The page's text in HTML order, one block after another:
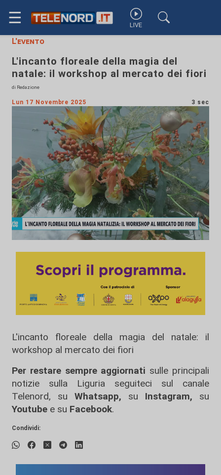
☰ LIVE
L'evento
L'incanto floreale della magia del
natale: il workshop al mercato dei fiori
di Redazione
Lun 17 Novembre 2025 3 sec
L'incanto floreale della magia del natale: il
workshop al mercato dei fiori
Per restare sempre aggiornati sulle principali
notizie sulla Liguria seguiteci sul canale
Telenord, su
Whatsapp, su Instagram, su
Youtube e su Facebook.
Condividi: